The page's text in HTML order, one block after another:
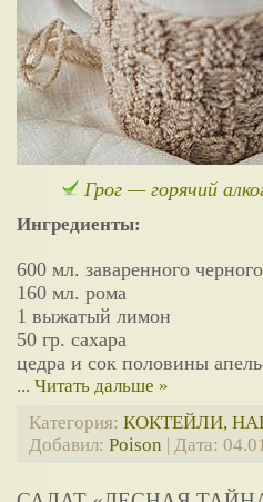
Грог — горячий
Ингредиенты:
600 мл. заваренного
160 мл. рома
1 выжатый лимон
50 гр. сахара
цедра и сок половины
... Читать дальше »
Категория: КОКТЕЙЛИ,
Добавил: Poison | Дата: